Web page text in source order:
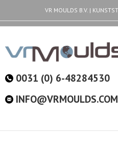
VR MOULDS B.V. |
0031 (0) 6-48284530
INFO@VRMOULDS.COM